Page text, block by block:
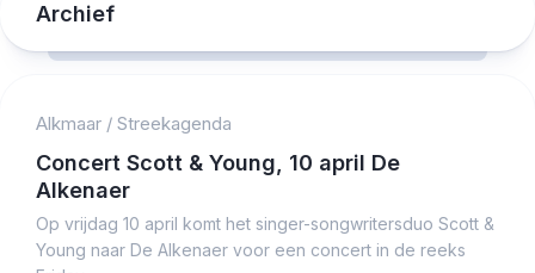
Archief
Alkmaar / Streekagenda
Concert Scott & Young, 10 april De
Alkenaer
Op vrijdag 10 april komt het singer-songwritersduo Scott &
Young naar De Alkenaer voor een concert in de reeks